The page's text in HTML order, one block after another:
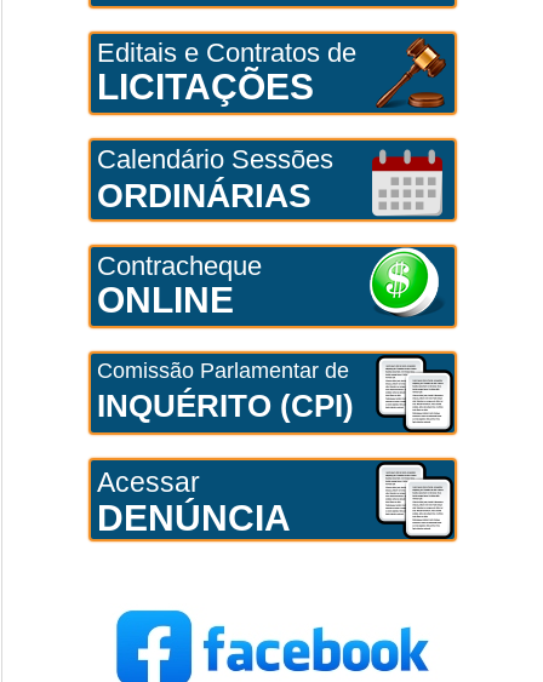
Editais e Contratos de
LICITAÇÕES
Calendário Sessões
ORDINÁRIAS
Contracheque
ONLINE
Comissão Parlamentar de
INQUÉRITO (CPI)
Acessar
DENÚNCIA